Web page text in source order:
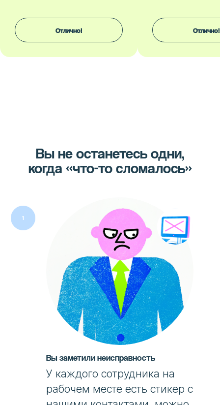
Отлично! Отлично!
Вы не останетесь одни,
когда «что-то сломалось»
Вы заметили неисправность
У каждого сотрудника на
рабочем месте есть стикер с